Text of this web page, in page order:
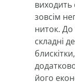
виходить
зовсім
ниток.
складні
його